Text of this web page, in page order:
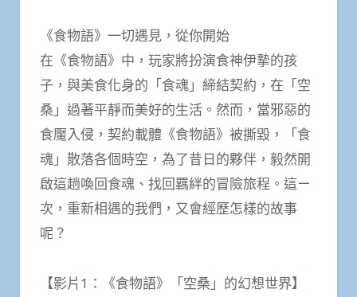
《食物語》一切遇見，從你開始
在《食物語》中，玩家將扮演食神伊摯的孩
子，與美食化身的「食魂」締結契約，在「空
桑」過著平靜而美好的生活。然而，當邪惡的
食魘入侵，契約載體《食物語》被撕毀，「食
魂」散落各個時空，為了昔日的夥伴，毅然開
啟這趟喚回食魂、找回羈絆的冒險旅程。這ㄧ
次，重新相遇的我們，又會經歷怎樣的故事
呢？
【影片1：《食物語》「空桑」的幻想世界】